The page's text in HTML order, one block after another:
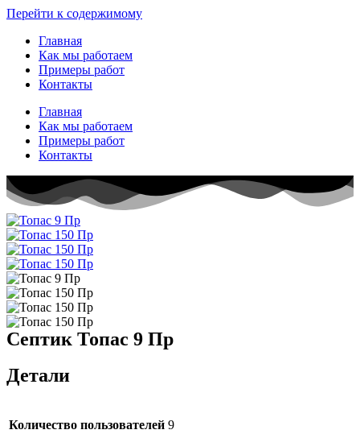
Перейти к содержимому
Главная
Как мы работаем
Примеры работ
Контакты
Главная
Как мы работаем
Примеры работ
Контакты
Септик Топас 9 Пр
Детали
Количество пользователей 9